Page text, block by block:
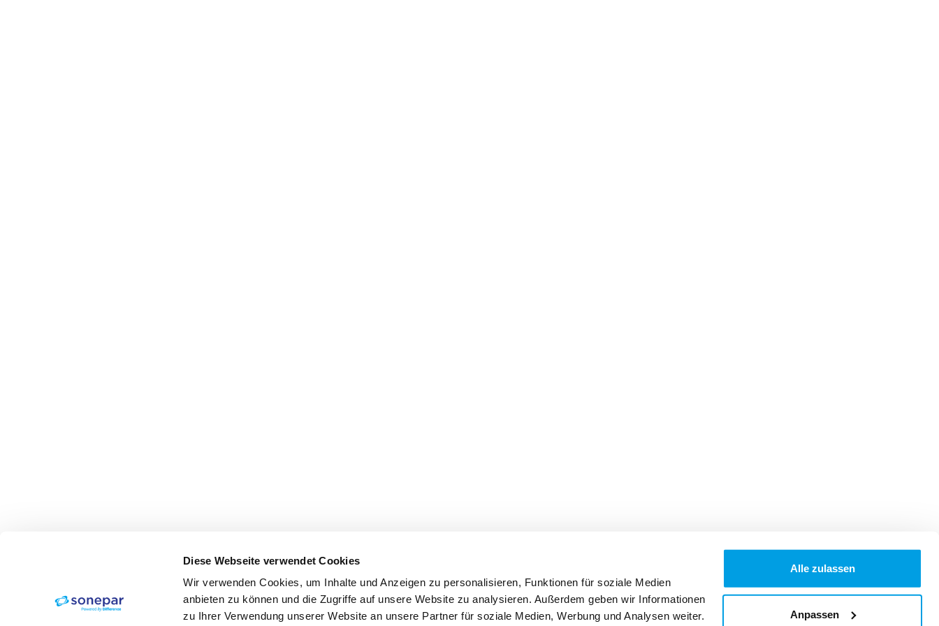
Diese Webseite verwendet Cookies
Wir verwenden Cookies, um Inhalte und Anzeigen zu personalisieren, Funktionen für soziale Medien
anbieten zu können und die Zugriffe auf unsere Website zu analysieren. Außerdem geben wir Informationen
zu Ihrer Verwendung unserer Website an unsere Partner für soziale Medien, Werbung und Analysen weiter.
Alle zulassen
Anpassen